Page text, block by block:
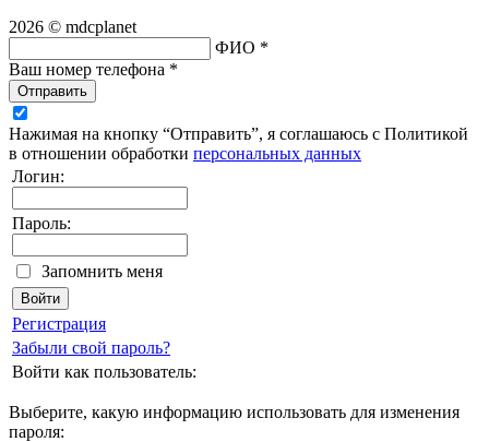
2026 © mdcplanet
ФИО *
Ваш номер телефона *
Отправить
Нажимая на кнопку “Отправить”, я соглашаюсь с Политикой
в отношении обработки персональных данных
Логин:
Пароль:
Запомнить меня
Регистрация
Забыли свой пароль?
Войти как пользователь:
Выберите, какую информацию использовать для изменения
пароля: